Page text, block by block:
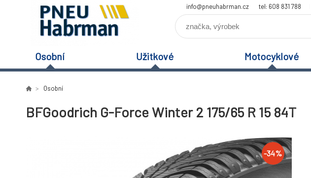
info@pneuhabrman.cz tel: 608 831 788
Osobní Užitkové Motocyklové
Osobní
BFGoodrich G-Force Winter 2 175/65 R 15 84T
-34%